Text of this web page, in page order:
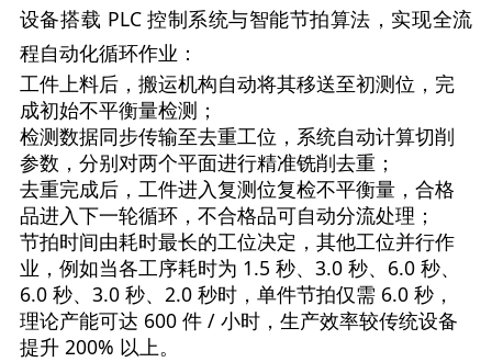
设备搭载 PLC 控制系统与智能节拍算法，实现全流
程自动化循环作业：
工件上料后，搬运机构自动将其移送至初测位，完
成初始不平衡量检测；
检测数据同步传输至去重工位，系统自动计算切削
参数，分别对两个平面进行精准铣削去重；
去重完成后，工件进入复测位复检不平衡量，合格
品进入下一轮循环，不合格品可自动分流处理；
节拍时间由耗时最长的工位决定，其他工位并行作
业，例如当各工序耗时为 1.5 秒、3.0 秒、6.0 秒、
6.0 秒、3.0 秒、2.0 秒时，单件节拍仅需 6.0 秒，
理论产能可达 600 件 / 小时，生产效率较传统设备
提升 200% 以上。